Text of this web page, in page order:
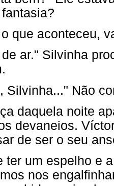
que aconteceu,
ar." Silvinha
Silvinha..." Não
daquela noite
devaneios.
de ser o seu
ter um espelho e
nos